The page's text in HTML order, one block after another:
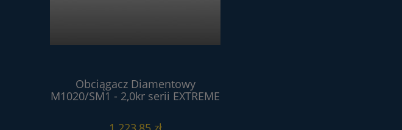
Obciągacz Diamentowy
M1020/SM1 - 2,0kr serii EXTREME